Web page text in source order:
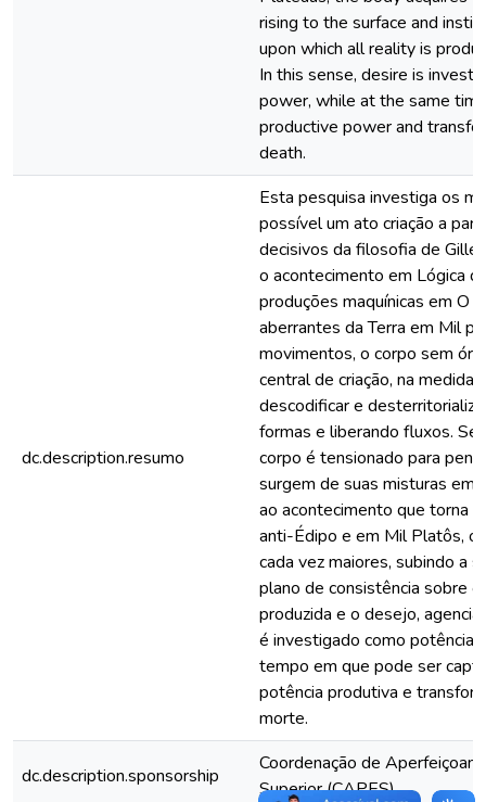
rising to the surface and
upon which all reality is
In this sense, desire is
power, while at the same
productive power and
death.
dc.description.resumo
Esta pesquisa investiga os
possível um ato criação a
decisivos da filosofia de
o acontecimento em Lógica
produções maquínicas em O
aberrantes da Terra em Mil
movimentos, o corpo sem
central de criação, na medida
descodificar e
formas e liberando fluxos.
corpo é tensionado para
surgem de suas misturas em
ao acontecimento que torna
anti-Édipo e em Mil Platôs, o
cada vez maiores, subindo a
plano de consistência sobre
produzida e o desejo,
é investigado como potência
tempo em que pode ser
potência produtiva e
morte.
dc.description.sponsorship
Coordenação de
Superior (CAPES)